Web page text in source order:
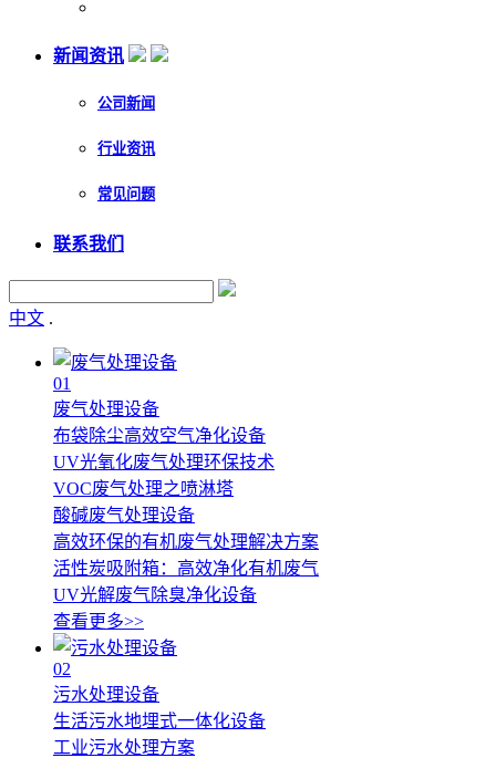
新闻资讯
公司新闻
行业资讯
常见问题
联系我们
中文 .
01
废气处理设备
布袋除尘高效空气净化设备
UV光氧化废气处理环保技术
VOC废气处理之喷淋塔
酸碱废气处理设备
高效环保的有机废气处理解决方案
活性炭吸附箱：高效净化有机废气
UV光解废气除臭净化设备
查看更多>>
02
污水处理设备
生活污水地埋式一体化设备
工业污水处理方案